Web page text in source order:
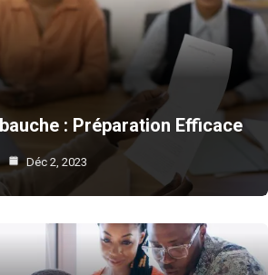
: Préparation Efficace
Déc 2, 2023